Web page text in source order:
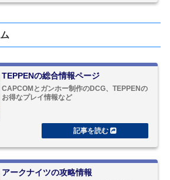
TEPPENの総合情報ページ
CAPCOMとガンホー制作のDCG、TEPPENの
お得なプレイ情報など
アークナイツの攻略情報